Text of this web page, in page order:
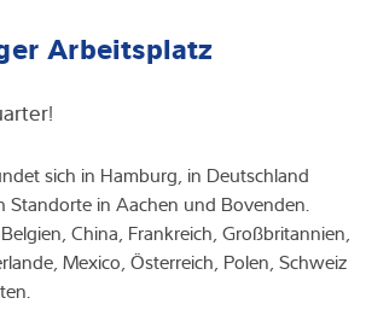
Arbeitsplatz
sich in Hamburg, in Deutschland
Standorte in Aachen und Bovenden.
China, Frankreich, Großbritannien,
Mexico, Österreich, Polen, Schweiz